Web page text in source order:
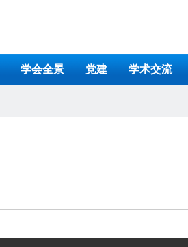
学会全景 党建 学术交流